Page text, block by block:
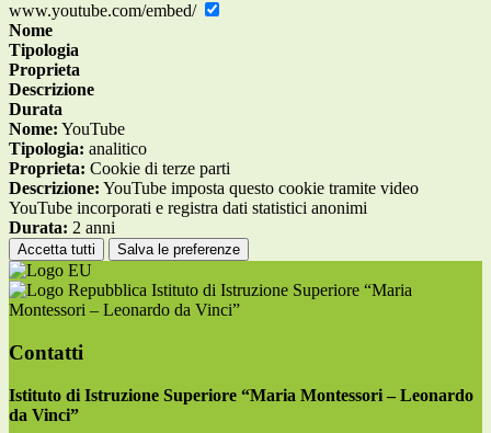
www.youtube.com/embed/
Nome
Tipologia
Proprieta
Descrizione
Durata
Nome: YouTube
Tipologia: analitico
Proprieta: Cookie di terze parti
Descrizione: YouTube imposta questo cookie tramite video
YouTube incorporati e registra dati statistici anonimi
Durata: 2 anni
Accetta tutti Salva le preferenze
Istituto di Istruzione Superiore “Maria
Montessori – Leonardo da Vinci”
Contatti
Istituto di Istruzione Superiore “Maria Montessori – Leonardo
da Vinci”